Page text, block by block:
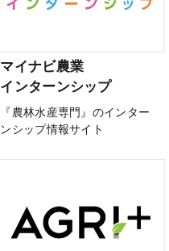
マイナビ農業
インターンシップ
『農林水産専門』のインター
ンシップ情報サイト